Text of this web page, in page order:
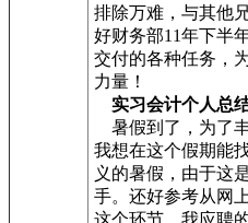
排除万难，与其他
好财务部11年下半
交付的各种任务，
力量！
实习会计个人总
暑假到了，为了
我想在这个假期能
义的暑假，由于这
手。还好参考从网
这个环节。我应聘